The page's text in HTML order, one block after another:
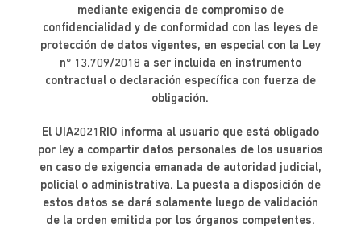
mediante exigencia de compromiso de
confidencialidad y de conformidad con las leyes de
protección de datos vigentes, en especial con la Ley
nº 13.709/2018 a ser incluida en instrumento
contractual o declaración específica con fuerza de
obligación.
El UIA2021RIO informa al usuario que está obligado
por ley a compartir datos personales de los usuarios
en caso de exigencia emanada de autoridad judicial,
policial o administrativa. La puesta a disposición de
estos datos se dará solamente luego de validación
de la orden emitida por los órganos competentes.